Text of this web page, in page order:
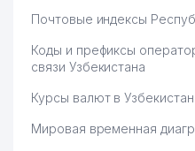
Почтовые индексы
Коды и префиксы
связи Узбекистана
Курсы валют в
Мировая временная